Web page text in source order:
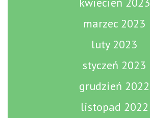
marzec 2023
luty 2023
styczeń 2023
grudzień 2022
listopad 2022